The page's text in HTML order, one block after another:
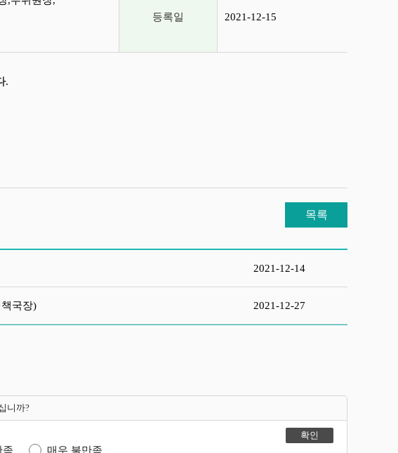
등록일 2021-12-15
.
목록
2021-12-14
국장) 2021-12-27
니까?
족 매우 불만족